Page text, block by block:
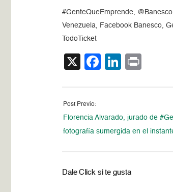
#GenteQueEmprende,
Venezuela, Facebook Banesco,
TodoTicket
X Facebook
Post Previo:
Florencia Alvarado, jurado de
fotografía sumergida en el
Dale Click si te gusta